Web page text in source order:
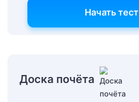
Начать тест
Доска почёта